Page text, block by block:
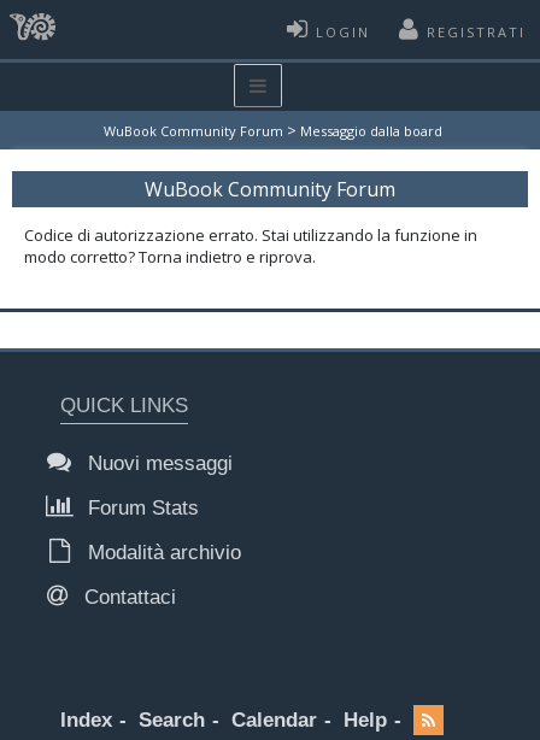
LOGIN REGISTRATI
WuBook Community Forum > Messaggio dalla board
WuBook Community Forum
Codice di autorizzazione errato. Stai utilizzando la funzione in
modo corretto? Torna indietro e riprova.
QUICK LINKS
Nuovi messaggi
Forum Stats
Modalità archivio
Contattaci
Index Search Calendar Help